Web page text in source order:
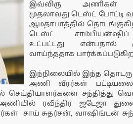
இவ்விரு அணிகள்
முதலாவது டெஸ்ட் போட்டி
ஆமதாபாத்தில்
டெஸ்ட் சாம்பியன்ஷிப்
உட்பட்டது என்பதால்
வாய்ந்ததாக
இந்நிலையில் இந்த
அணி வீரர்கள் பட்டியலை
சந்தித்து
ரவீந்திர ஜடேஜா
சாய் சுதர்சன், வாஷிங்டன்